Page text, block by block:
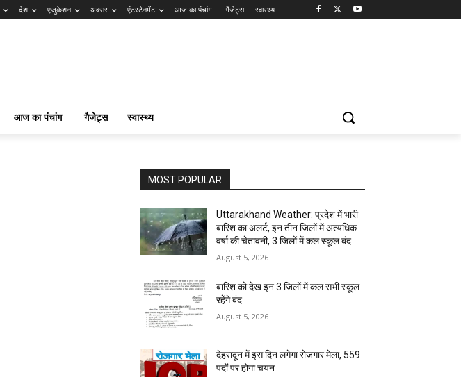
देश एजुकेशन अवसर एंटरटेनमेंट आज का पंचांग गैजेट्स स्वास्थ्य
आज का पंचांग गैजेट्स स्वास्थ्य
MOST POPULAR
Uttarakhand Weather: प्रदेश में भारी
बारिश का अलर्ट, इन तीन जिलों में अत्यधिक
वर्षा की चेतावनी, 3 जिलों में कल स्कूल बंद
August 5, 2026
बारिश को देख इन 3 जिलों में कल सभी स्कूल
रहेंगे बंद
August 5, 2026
देहरादून में इस दिन लगेगा रोजगार मेला, 559
पदों पर होगा चयन